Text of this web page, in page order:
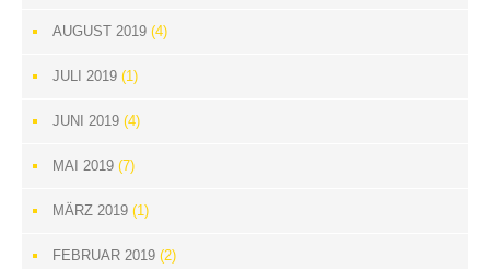
AUGUST 2019 (4)
JULI 2019 (1)
JUNI 2019 (4)
MAI 2019 (7)
MÄRZ 2019 (1)
FEBRUAR 2019 (2)